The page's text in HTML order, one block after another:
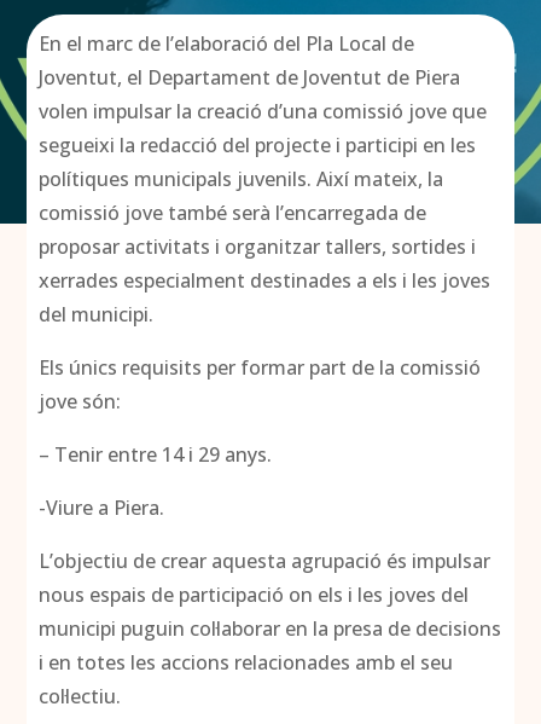
En el marc de l’elaboració del Pla Local de
Joventut, el Departament de Joventut de Piera
volen impulsar la creació d’una comissió jove que
segueixi la redacció del projecte i participi en les
polítiques municipals juvenils. Així mateix, la
comissió jove també serà l’encarregada de
proposar activitats i organitzar tallers, sortides i
xerrades especialment destinades a els i les joves
del municipi.
Els únics requisits per formar part de la comissió
jove són:
– Tenir entre 14 i 29 anys.
-Viure a Piera.
L’objectiu de crear aquesta agrupació és impulsar
nous espais de participació on els i les joves del
municipi puguin col·laborar en la presa de decisions
i en totes les accions relacionades amb el seu
col·lectiu.